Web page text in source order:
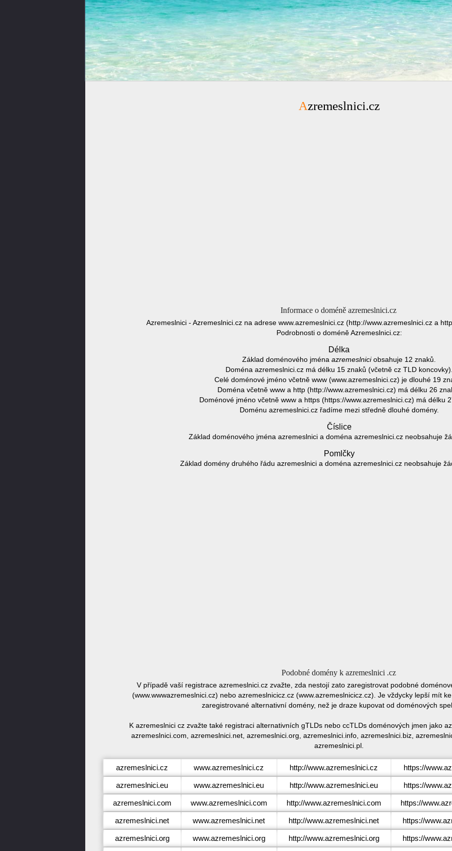
Azremeslnici.cz
Informace o doméně azremeslnici.cz
Azremeslnici - Azremeslnici.cz na adrese www.azremeslnici.cz (http://www.azremeslnici.cz a
Podrobnosti o doméně Azremeslnici.cz:
Délka
Základ doménového jména azremeslniciobsahuje 12 znaků.
Doména azremeslnici.cz má délku 15 znaků (včetně cz TLD koncovky).
Celé doménové jméno včetně www (www.azremeslnici.cz) je dlouhé 19
Doména včetně www a http (http://www.azremeslnici.cz) má délku 26
Doménové jméno včetně www a https (https://www.azremeslnici.cz) má délku
Doménu azremeslnici.cz řadíme mezi středně dlouhé domény.
Číslice
Základ doménového jména azremeslnici a doména azremeslnici.cz neobsahuje
Pomlčky
Základ domény druhého řádu azremeslnici a doména azremeslnici.cz neobsahuje
Podobné domény k azremeslnici .cz
V případě vaší registrace azremeslnici.cz zvažte, zda nestojí zato zaregistrovat podobné
(www.wwwazremeslnici.cz) nebo azremeslnicicz.cz (www.azremeslnicicz.cz). Je vždycky lepší mít
zaregistrované alternativní domény, než je draze kupovat od doménových
K azremeslnici cz zvažte také registraci alternativních gTLDs nebo ccTLDs doménových jmen jako
azremeslnici.com, azremeslnici.net, azremeslnici.org, azremeslnici.info, azremeslnici.biz,
azremeslnici.pl.
azremeslnici.cz www.azremeslnici.cz http://www.azremeslnici.cz https://
azremeslnici.eu www.azremeslnici.eu http://www.azremeslnici.eu https://
azremeslnici.com www.azremeslnici.com http://www.azremeslnici.com https://
azremeslnici.net www.azremeslnici.net http://www.azremeslnici.net https://
azremeslnici.org www.azremeslnici.org http://www.azremeslnici.org https://